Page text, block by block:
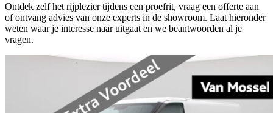
Ontdek zelf het rijplezier tijdens een proefrit, vraag een offerte aan
of ontvang advies van onze experts in de showroom. Laat hieronder
weten waar je interesse naar uitgaat en we beantwoorden al je
vragen.